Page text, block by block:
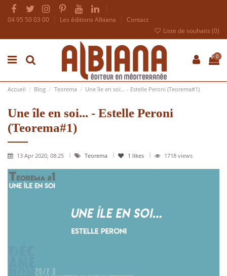
04 95 50 03 00 Les éditions Albiana
Contact
Liste de souhaits (0)
0
Accueil Blog Teorema Une île en soi... - Estelle Peroni (Teorema#1)
Une île en soi... - Estelle Peroni
(Teorema#1)
13 Apr 2020, 08:25 Teorema 1 likes 1718 views